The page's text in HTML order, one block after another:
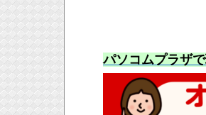
パソコムプラザ